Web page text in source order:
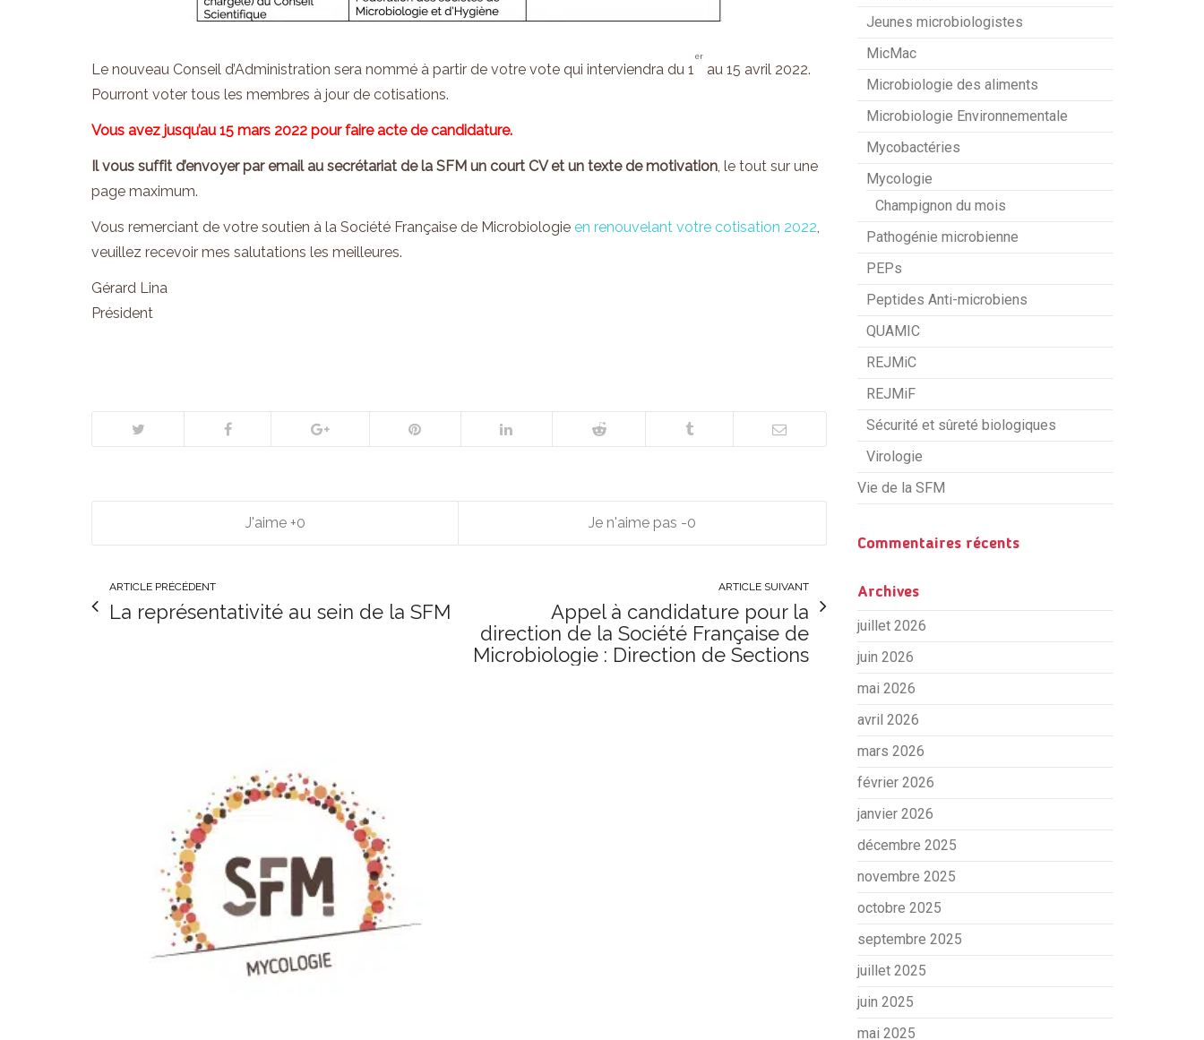
Le nouveau Conseil d’Administration sera nommé à partir de votre vote qui interviendra du 1
er
au 15 avril 2022.
Pourront voter tous les membres à jour de cotisations.
Vous avez jusqu’au 15 mars 2022 pour faire acte de candidature.
Il vous suffit d’envoyer par email au secrétariat de la SFM un court CV et un texte de motivation , le tout sur une
page maximum.
Vous remerciant de votre soutien à la Société Française de Microbiologie en renouvelant votre cotisation 2022
veuillez recevoir mes salutations les meilleures.
Gérard Lina
Président
0 0
ARTICLE PRÉCÉDENT
La représentativité au sein de la SFM
ARTICLE SUIVANT
Appel à candidature pour la
direction de la Société Française de
Microbiologie : Direction de Sections
Jeunes microbiologistes
MicMac
Microbiologie des aliments
Microbiologie Environnementale
Mycobactéries
Mycologie
Champignon du mois
Pathogénie microbienne
PEPs
Peptides Anti-microbiens
QUAMIC
REJMiC
REJMiF
Sécurité et sûreté biologiques
Virologie
Vie de la SFM
Commentaires récents
Archives
juillet 2026
juin 2026
mai 2026
avril 2026
mars 2026
février 2026
janvier 2026
décembre 2025
novembre 2025
octobre 2025
septembre 2025
juillet 2025
juin 2025
mai 2025